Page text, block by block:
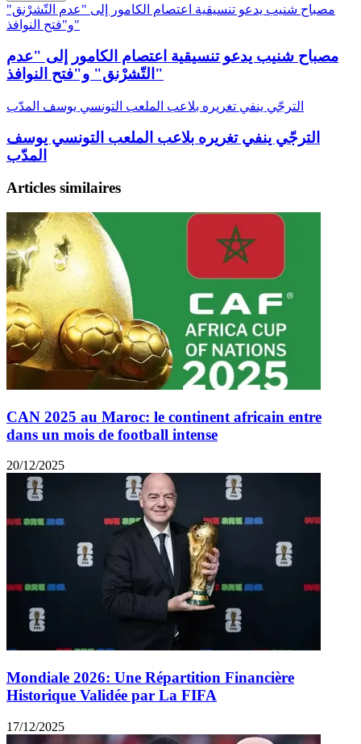
مصباح شنيب يدعو تنسيقية اعتصام الكامور إلى "عدم التّشرْنق"
و"فتح النوافذ"
مصباح شنيب يدعو تنسيقية اعتصام الكامور إلى "عدم
التّشرْنق" و"فتح النوافذ"
الترجّي ينفي تغريره بلاعب الملعب التونسي يوسف المدّب
الترجّي ينفي تغريره بلاعب الملعب التونسي يوسف
المدّب
Articles similaires
CAN 2025 au Maroc: le continent africain entre
dans un mois de football intense
20/12/2025
Mondiale 2026: Une Répartition Financière
Historique Validée par La FIFA
17/12/2025